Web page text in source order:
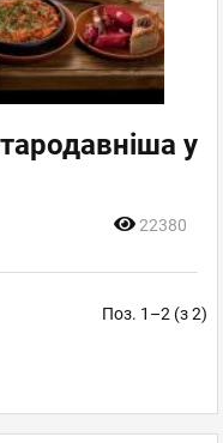
у
22380
Поз. 1–2 (з 2)